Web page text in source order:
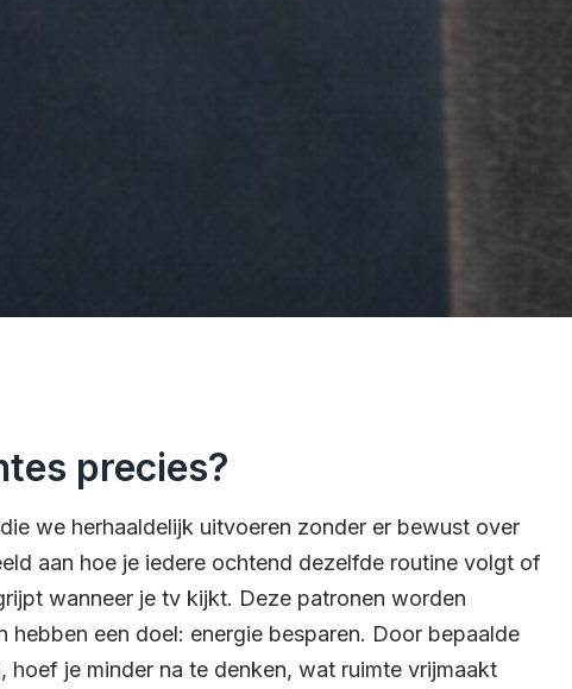
precies?
we herhaaldelijk uitvoeren zonder er bewust over
aan hoe je iedere ochtend dezelfde routine volgt of
wanneer je tv kijkt. Deze patronen worden
hebben een doel: energie besparen. Door bepaalde
hoef je minder na te denken, wat ruimte vrijmaakt